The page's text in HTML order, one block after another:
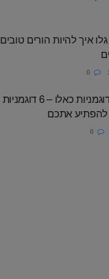
איך להיות הורים טובים
אף פעם לא ראיתם דוגמניות כאלו – 6 דוגמניות
להפתיע אתכם